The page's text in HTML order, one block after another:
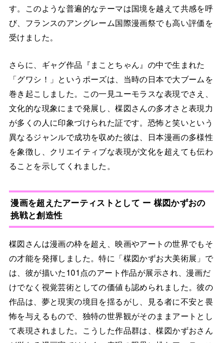
す。このような普遍的なテーマは国境を越えて共感を呼
び、フランスのアングレーム国際漫画祭でも高い評価を
受けました。
さらに、ギャグ作品『まことちゃん』の中で生まれた
「グワシ！」というポーズは、当時の日本で大ブームを
巻き起こしました。この一見ユーモラスな表現でさえ、
文化的な現象にまで発展し、楳図さんの多才さと表現力
が多くの人に印象づけられた証です。恐怖と笑いという
異なるジャンルで成功を収めた彼は、日本漫画の多様性
を象徴し、クリエイティブな表現が文化を超えても伝わ
ることを示してくれました。
漫画を超えたアーティストとして ー 楳図かずおの
挑戦と創造性
楳図さんは漫画の枠を超え、映画やアートの世界でもそ
の才能を発揮しました。特に「楳図かずお大美術展」で
は、彼が描いた101点のアート作品が展示され、漫画だ
けでなく視覚芸術としての価値も認められました。彼の
作品は、夢と現実の境目を揺るがし、見る者に不安と畏
怖を与えるもので、独特の世界観がそのままアートとし
て表現されました。こうした作品群は、楳図かずおさん